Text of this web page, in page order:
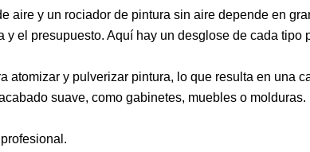
aire y un rociador de pintura sin aire depende en
el presupuesto. Aquí hay un desglose de cada tipo
atomizar y pulverizar pintura, lo que resulta en una
suave, como gabinetes, muebles o molduras.